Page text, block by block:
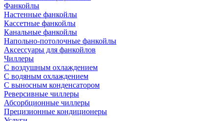
Фанкойлы
Настенные фанкойлы
Кассетные фанкойлы
Канальные фанкойлы
Напольно-потолочные фанкойлы
Аксессуары для фанкойлов
Чиллеры
С воздушным охлаждением
С водяным охлаждением
С выносным конденсатором
Реверсивные чиллеры
Абсорбционные чиллеры
Прецизионные кондиционеры